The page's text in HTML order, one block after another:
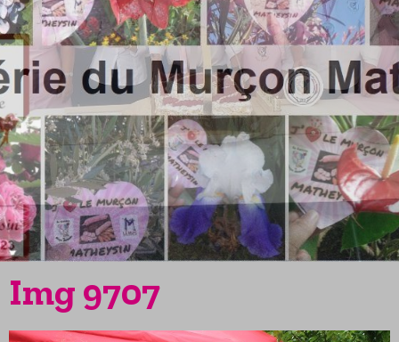
Img 9707